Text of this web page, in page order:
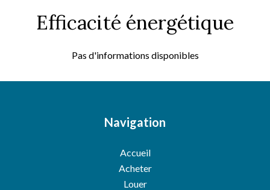
Efficacité énergétique
Pas d'informations disponibles
Navigation
Accueil
Acheter
Louer